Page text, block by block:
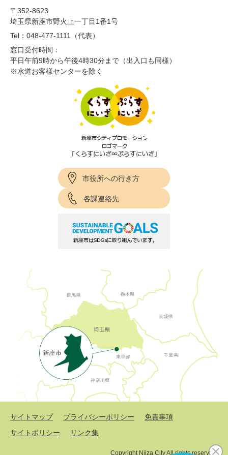
〒352-8623
埼玉県新座市野火止一丁目1番1号
Tel：048-477-1111（代表）
窓口受付時間：
平日午前9時から午後4時30分まで（出入口も同様）
※水道お客様センターを除く
市役所への行き方
各課連絡先
サイトマップ プライバシーポリシー
免責事項
サイトポリシー
リンク集
Copyright Niiza City All rights reserved.